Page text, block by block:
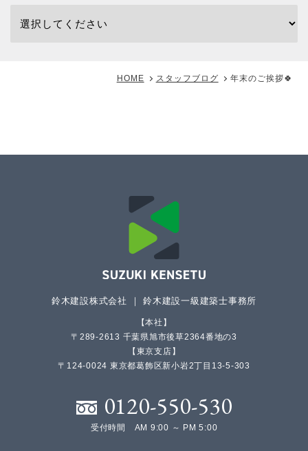
HOME スタッフブログ 年末のご挨拶🍀
鈴木建設株式会社 ｜ 鈴木建設一級建築士事務所
本社
〒289-2613 千葉県旭市後草2364番地の3
東京支店
〒124-0024 東京都葛飾区新小岩2丁目13-5-303
0120-550-530
受付時間 AM 9:00 ～ PM 5:00